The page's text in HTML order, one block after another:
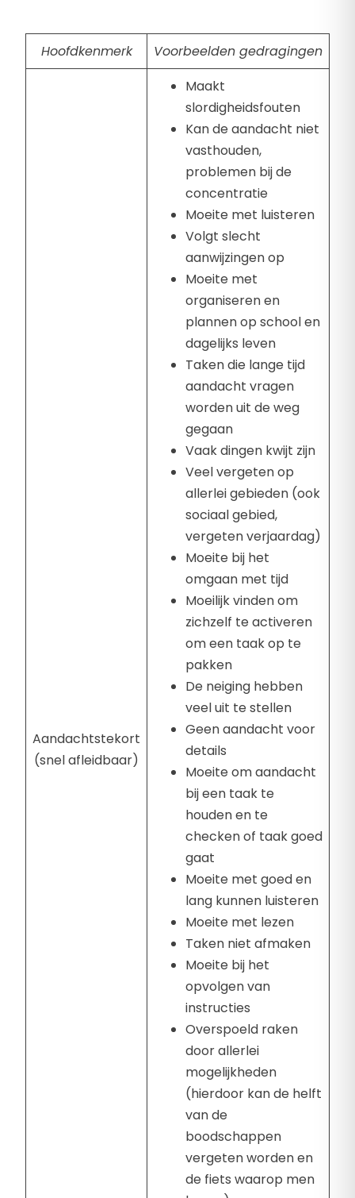
Hoofdkenmerk Voorbeelden gedragingen
Aandachtstekort
(snel afleidbaar)
Maakt
slordigheidsfouten
Kan de aandacht niet
vasthouden,
problemen bij de
concentratie
Moeite met luisteren
Volgt slecht
aanwijzingen op
Moeite met
organiseren en
plannen op school en
dagelijks leven
Taken die lange tijd
aandacht vragen
worden uit de weg
gegaan
Vaak dingen kwijt zijn
Veel vergeten op
allerlei gebieden (ook
sociaal gebied,
vergeten verjaardag)
Moeite bij het
omgaan met tijd
Moeilijk vinden om
zichzelf te activeren
om een taak op te
pakken
De neiging hebben
veel uit te stellen
Geen aandacht voor
details
Moeite om aandacht
bij een taak te
houden en te
checken of taak goed
gaat
Moeite met goed en
lang kunnen luisteren
Moeite met lezen
Taken niet afmaken
Moeite bij het
opvolgen van
instructies
Overspoeld raken
door allerlei
mogelijkheden
(hierdoor kan de helft
van de
boodschappen
vergeten worden en
de fiets waarop men